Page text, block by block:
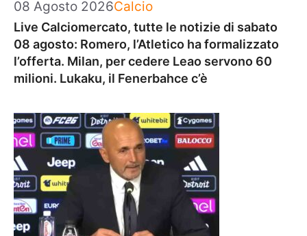
08 Agosto 2026Categorie
Calcio
Live Calciomercato, tutte le notizie di sabato
08 agosto: Romero, l’Atletico ha formalizzato
l’offerta. Milan, per cedere Leao servono 60
milioni. Lukaku, il Fenerbahce c’è